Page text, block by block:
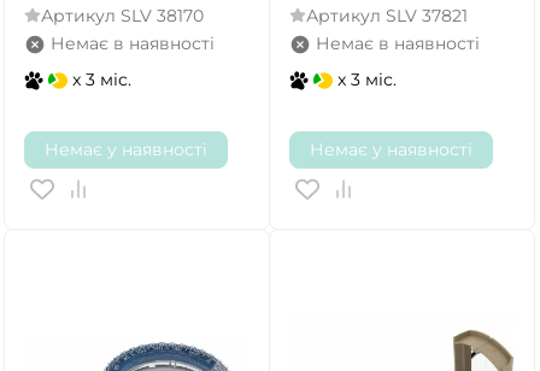
Артикул SLV 38170
Немає в наявності
x 3 міс.
Немає у наявності
Артикул SLV 37821
Немає в наявності
x 3 міс.
Немає у наявності